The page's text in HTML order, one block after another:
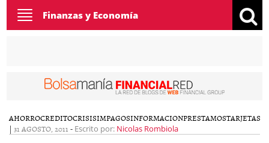
Toggle
navigation
Finanzas y Economía
AHORROCREDITOCRISISIMPAGOSINFORMACIONPRESTAMOSTARJETAS
| 31 AGOSTO, 2011 - Escrito por: Nicolas Rombiola